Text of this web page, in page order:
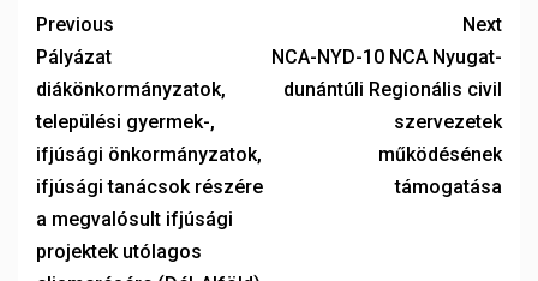
Previous
Pályázat
diákönkormányzatok,
települési gyermek-,
ifjúsági önkormányzatok,
ifjúsági tanácsok részére
a megvalósult ifjúsági
projektek utólagos
Next
NCA-NYD-10 NCA Nyugat-
dunántúli Regionális civil
szervezetek
működésének
támogatása